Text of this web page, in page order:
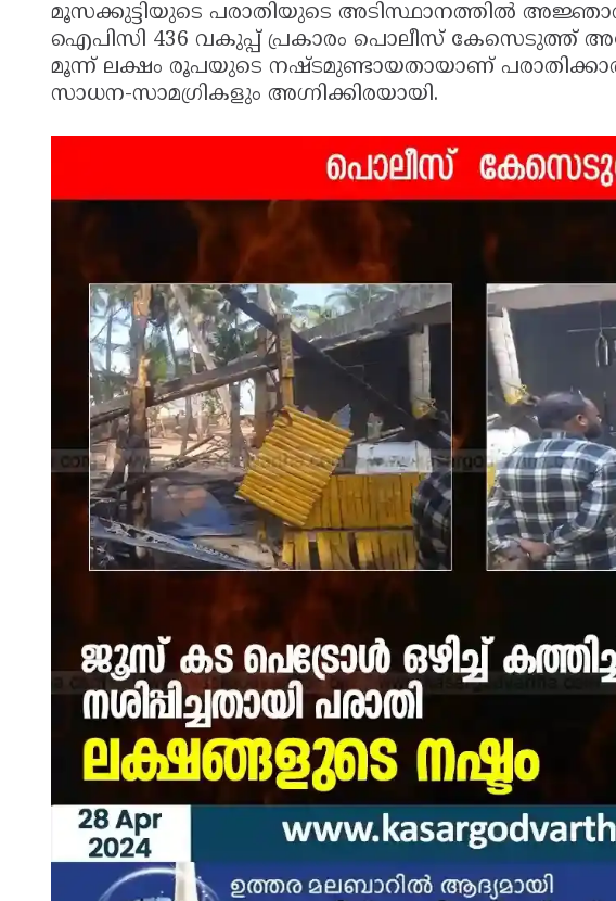
മൂസക്കുട്ടിയുടെ പരാതിയുടെ അടിസ്ഥാനത്തിൽ
ഐപിസി 436 വകുപ്പ് പ്രകാരം പൊലീസ് കേസെടുത്ത്
മൂന്ന് ലക്ഷം രൂപയുടെ നഷ്ടമുണ്ടായതായാണ്
സാധന-സാമഗ്രികളും അഗ്നിക്കിരയായി.